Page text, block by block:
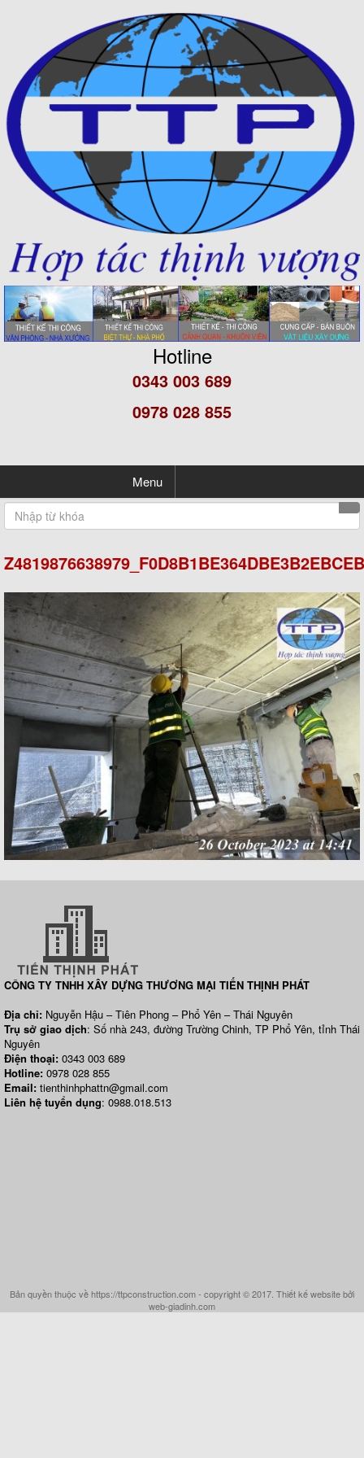
Hotline
0343 003 689
0978 028 855
Menu
CÔNG TY TNHH XÂY DỰNG THƯƠNG MẠI TIẾN THỊNH PHÁT
Địa chỉ: Nguyễn Hậu – Tiên Phong – Phổ Yên – Thái Nguyên
Trụ sở giao dịch: Số nhà 243, đường Trường Chinh, TP Phổ Yên, tỉnh Thái
Nguyên
Điện thoại: 0343 003 689
Hotline: 0978 028 855
Email: tienthinhphattn@gmail.com
Liên hệ tuyển dụng: 0988.018.513
Bản quyền thuộc về https://ttpconstruction.com - copyright © 2017. Thiết kế website bởi
web-giadinh.com